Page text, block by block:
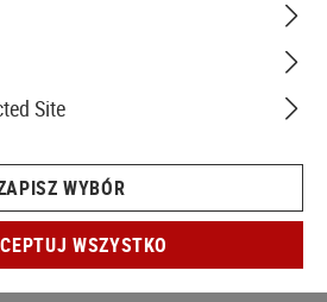
Site
WYBÓR
WSZYSTKO